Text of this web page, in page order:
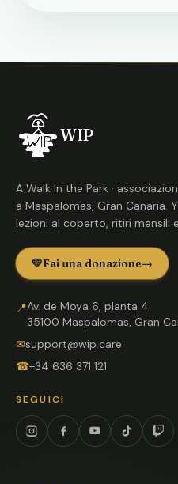
WIP
A Walk In the Park ·
a Maspalomas, Gran Canaria.
lezioni al coperto, ritiri mensili
💛Fai una donazione→
📍Av. de Moya 6, planta 4
35100 Maspalomas, Gran
✉support@wip.care
☎+34 636 371 121
SEGUICI
InstagramFacebookYouTubeTikTok